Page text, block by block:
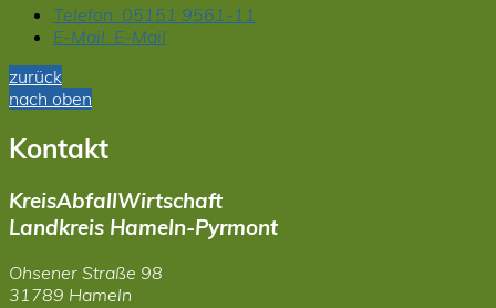
Telefon: 05151 9561-11
E-Mail: E-Mail
zurück
nach oben
Kontakt
KreisAbfallWirtschaft
Landkreis Hameln-Pyrmont
Ohsener Straße 98
31789 Hameln